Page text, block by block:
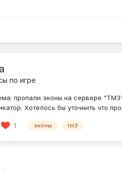
по игре
пропали эконы на сервере
Хотелось бы уточнить что
1 эконы tm3